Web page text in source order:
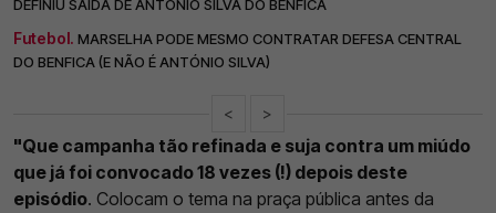
DEFINIU SAÍDA DE ANTÓNIO SILVA DO BENFICA
Futebol. MARSELHA PODE MESMO CONTRATAR DEFESA CENTRAL
DO BENFICA (E NÃO É ANTÓNIO SILVA)
< >
"Que campanha tão refinada e suja contra um miúdo
que já foi convocado 18 vezes (!) depois deste
episódio. Colocam o tema na praça pública antes da